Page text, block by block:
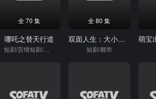
全 70 集
哪吒之替天行道
短剧/言情短剧/逆袭
全 80 集
双面人生：大小姐请自重
短剧/都市